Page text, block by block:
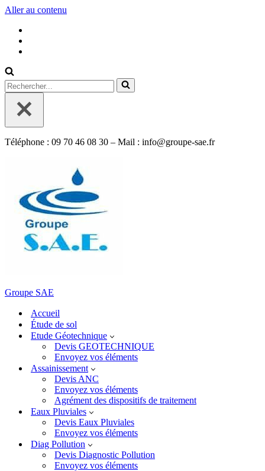
Aller au contenu
Rechercher...
Téléphone : 09 70 46 08 30 – Mail : info@groupe-sae.fr
Groupe SAE
Accueil
Étude de sol
Etude Géotechnique
Devis GEOTECHNIQUE
Envoyez vos éléments
Assainissement
Devis ANC
Envoyez vos éléments
Agrément des dispositifs de traitement
Eaux Pluviales
Devis Eaux Pluviales
Envoyez vos éléments
Diag Pollution
Devis Diagnostic Pollution
Envoyez vos éléments